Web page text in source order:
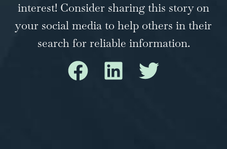
interest! Consider sharing this story on
your social media to help others in their
search for reliable information.